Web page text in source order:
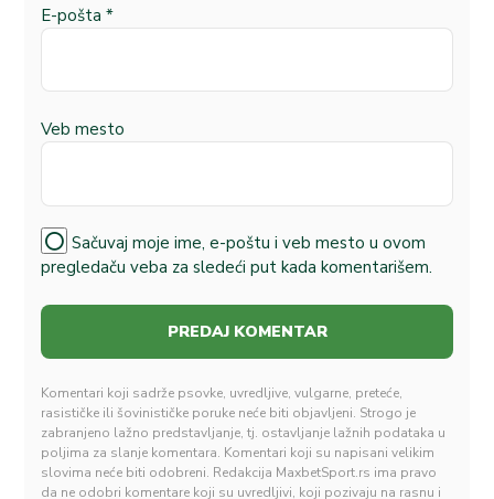
E-pošta *
Veb mesto
Sačuvaj moje ime, e-poštu i veb mesto u ovom
pregledaču veba za sledeći put kada komentarišem.
Komentari koji sadrže psovke, uvredljive, vulgarne, preteće,
rasističke ili šovinističke poruke neće biti objavljeni. Strogo je
zabranjeno lažno predstavljanje, tj. ostavljanje lažnih podataka u
poljima za slanje komentara. Komentari koji su napisani velikim
slovima neće biti odobreni. Redakcija MaxbetSport.rs ima pravo
da ne odobri komentare koji su uvredljivi, koji pozivaju na rasnu i